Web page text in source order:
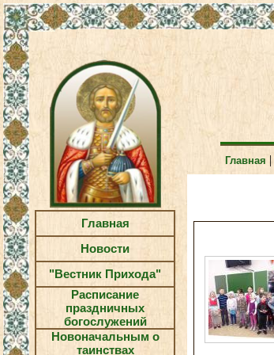
Главная
Новости
"Вестник Прихода"
Расписание
праздничных
богослужений
Новоначальным о
таинствах
Главная |